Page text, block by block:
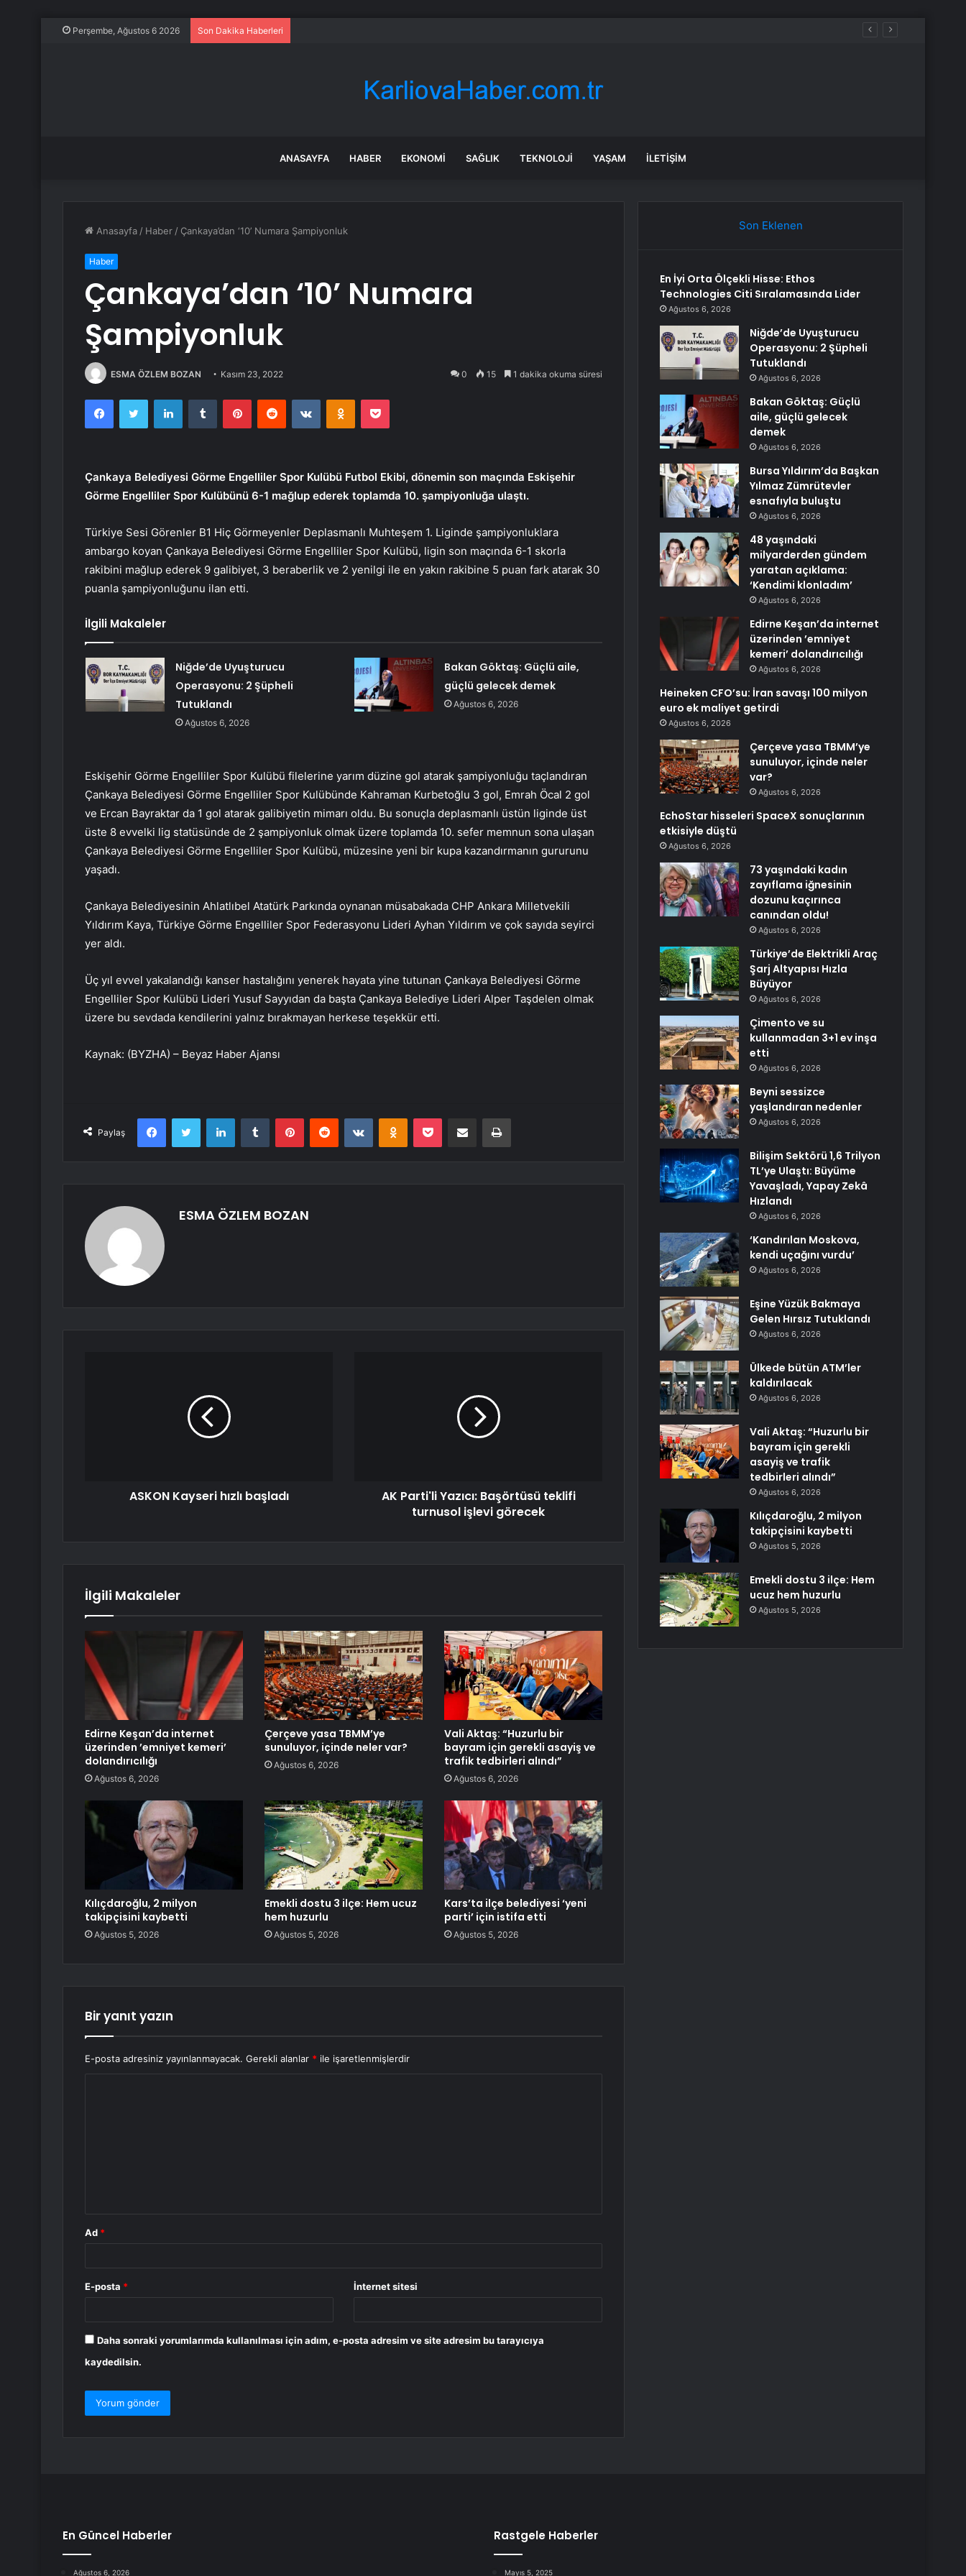
Perşembe, Ağustos 6 2026 Son Dakika Haberleri
ANASAYFA HABER EKONOMI SAĞLIK TEKNOLOJI YAŞAM İLETIŞIM
Anasayfa / Haber / Çankaya’dan ‘10’ Numara Şampiyonluk
Haber
Çankaya’dan ‘10’ Numara
Şampiyonluk
ESMA ÖZLEM BOZAN Kasım 23, 2022 0 15 1 dakika okuma süresi
FacebookTwitter LinkedInTumblr PinterestReddit VKontakteOdnoklassniki
Pocket
Çankaya Belediyesi Görme Engelliler Spor Kulübü Futbol Ekibi, dönemin son maçında Eskişehir
Görme Engelliler Spor Kulübünü 6-1 mağlup ederek toplamda 10. şampiyonluğa ulaştı.
Türkiye Sesi Görenler B1 Hiç Görmeyenler Deplasmanlı Muhteşem 1. Liginde şampiyonluklara
ambargo koyan Çankaya Belediyesi Görme Engelliler Spor Kulübü, ligin son maçında 6-1 skorla
rakibini mağlup ederek 9 galibiyet, 3 beraberlik ve 2 yenilgi ile en yakın rakibine 5 puan fark atarak 30
puanla şampiyonluğunu ilan etti.
İlgili Makaleler
Niğde’de Uyuşturucu
Operasyonu: 2 Şüpheli
Tutuklandı
Ağustos 6, 2026
Bakan Göktaş: Güçlü aile,
güçlü gelecek demek
Ağustos 6, 2026
Eskişehir Görme Engelliler Spor Kulübü filelerine yarım düzine gol atarak şampiyonluğu taçlandıran
Çankaya Belediyesi Görme Engelliler Spor Kulübünde Kahraman Kurbetoğlu 3 gol, Emrah Öcal 2 gol
ve Ercan Bayraktar da 1 gol atarak galibiyetin mimarı oldu. Bu sonuçla deplasmanlı üstün liginde üst
üste 8 evvelki lig statüsünde de 2 şampiyonluk olmak üzere toplamda 10. sefer memnun sona ulaşan
Çankaya Belediyesi Görme Engelliler Spor Kulübü, müzesine yeni bir kupa kazandırmanın gururunu
yaşadı.
Çankaya Belediyesinin Ahlatlıbel Atatürk Parkında oynanan müsabakada CHP Ankara Milletvekili
Yıldırım Kaya, Türkiye Görme Engelliler Spor Federasyonu Lideri Ayhan Yıldırım ve çok sayıda seyirci
yer aldı.
Üç yıl evvel yakalandığı kanser hastalığını yenerek hayata yine tutunan Çankaya Belediyesi Görme
Engelliler Spor Kulübü Lideri Yusuf Sayyıdan da başta Çankaya Belediye Lideri Alper Taşdelen olmak
üzere bu sevdada kendilerini yalnız bırakmayan herkese teşekkür etti.
Kaynak: (BYZHA) – Beyaz Haber Ajansı
Paylaş
FacebookTwitter LinkedInTumblr PinterestReddit VKontakteOdnoklassniki
Pocket E-Posta ile paylaş Yazdır
ESMA ÖZLEM BOZAN
ASKON Kayseri hızlı başladı
AK Parti'li Yazıcı: Başörtüsü teklifi
turnusol işlevi görecek
İlgili Makaleler
Edirne Keşan’da internet
üzerinden ’emniyet kemeri’
dolandırıcılığı
Ağustos 6, 2026
Çerçeve yasa TBMM’ye
sunuluyor, içinde neler var?
Ağustos 6, 2026
Vali Aktaş: “Huzurlu bir
bayram için gerekli asayiş ve
trafik tedbirleri alındı”
Ağustos 6, 2026
Kılıçdaroğlu, 2 milyon
takipçisini kaybetti
Ağustos 5, 2026
Emekli dostu 3 ilçe: Hem ucuz
hem huzurlu
Ağustos 5, 2026
Kars’ta ilçe belediyesi ‘yeni
parti’ için istifa etti
Ağustos 5, 2026
Bir yanıt yazın
E-posta adresiniz yayınlanmayacak. Gerekli alanlar * ile işaretlenmişlerdir
Ad *
E-posta * İnternet sitesi
Daha sonraki yorumlarımda kullanılması için adım, e-posta adresim ve site adresim bu tarayıcıya
kaydedilsin.
Son Eklenen
En İyi Orta Ölçekli Hisse: Ethos
Technologies Citi Sıralamasında Lider
Ağustos 6, 2026
Niğde’de Uyuşturucu
Operasyonu: 2 Şüpheli
Tutuklandı
Ağustos 6, 2026
Bakan Göktaş: Güçlü
aile, güçlü gelecek
demek
Ağustos 6, 2026
Bursa Yıldırım’da Başkan
Yılmaz Zümrütevler
esnafıyla buluştu
Ağustos 6, 2026
48 yaşındaki
milyarderden gündem
yaratan açıklama:
‘Kendimi klonladım’
Ağustos 6, 2026
Edirne Keşan’da internet
üzerinden ’emniyet
kemeri’ dolandırıcılığı
Ağustos 6, 2026
Heineken CFO’su: İran savaşı 100 milyon
euro ek maliyet getirdi
Ağustos 6, 2026
Çerçeve yasa TBMM’ye
sunuluyor, içinde neler
var?
Ağustos 6, 2026
EchoStar hisseleri SpaceX sonuçlarının
etkisiyle düştü
Ağustos 6, 2026
73 yaşındaki kadın
zayıflama iğnesinin
dozunu kaçırınca
canından oldu!
Ağustos 6, 2026
Türkiye’de Elektrikli Araç
Şarj Altyapısı Hızla
Büyüyor
Ağustos 6, 2026
Çimento ve su
kullanmadan 3+1 ev inşa
etti
Ağustos 6, 2026
Beyni sessizce
yaşlandıran nedenler
Ağustos 6, 2026
Bilişim Sektörü 1,6 Trilyon
TL’ye Ulaştı: Büyüme
Yavaşladı, Yapay Zekâ
Hızlandı
Ağustos 6, 2026
‘Kandırılan Moskova,
kendi uçağını vurdu’
Ağustos 6, 2026
Eşine Yüzük Bakmaya
Gelen Hırsız Tutuklandı
Ağustos 6, 2026
Ülkede bütün ATM’ler
kaldırılacak
Ağustos 6, 2026
Vali Aktaş: “Huzurlu bir
bayram için gerekli
asayiş ve trafik
tedbirleri alındı”
Ağustos 6, 2026
Kılıçdaroğlu, 2 milyon
takipçisini kaybetti
Ağustos 5, 2026
Emekli dostu 3 ilçe: Hem
ucuz hem huzurlu
Ağustos 5, 2026
En Güncel Haberler
Ağustos 6, 2026
Rastgele Haberler
Mayıs 5, 2025